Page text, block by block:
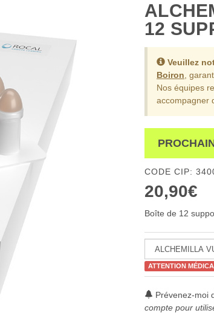
12
Veuillez
Boiron ,
Nos équipes
accompagner
CODE CIP:
20,90€
Boîte de 12
ATTENTION
Prévenez-moi
compte pour